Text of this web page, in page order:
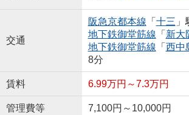
交通
阪急京都本線 「 十三
地下鉄御堂筋線 「 新大
地下鉄御堂筋線 「 西中
8分
賃料 6.99万円～7.3万円
管理費等 7,100円～10,000円